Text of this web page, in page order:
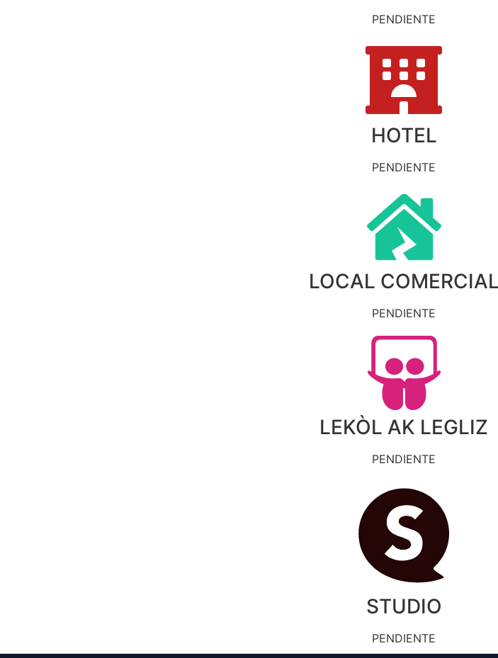
PENDIENTE
HOTEL
PENDIENTE
LOCAL COMERCIAL
PENDIENTE
LEKÒL AK LEGLIZ
PENDIENTE
STUDIO
PENDIENTE